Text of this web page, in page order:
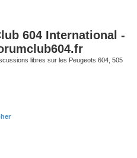
604 International -
libres sur les Peugeots 604, 505